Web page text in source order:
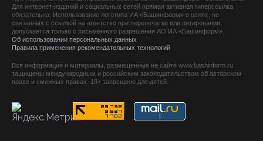
Для интернет-изданий и социальных сетей прямая активная гиперссылка
обязательна. Использование логотипа ИА «Башинформ» в целях, не
связанных с ссылкой на агентство при перепечатке или цитировании,
допускается только с письменного разрешения АО ИА «Башинформ».
Об использовании персональных данных
Правила применения рекомендательных технологий
Вся информация и материалы, размещенные на сайте www.bashinform.ru
защищены международным и российским законодательством об авторском
праве и смежных правах. 18+ запрещено для детей.